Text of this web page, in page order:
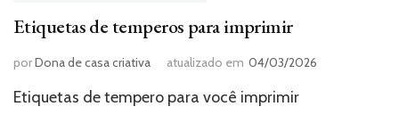
Etiquetas de temperos para imprimir
porDona de casa criativa atualizado em 04/03/2026
Etiquetas de tempero para você imprimir